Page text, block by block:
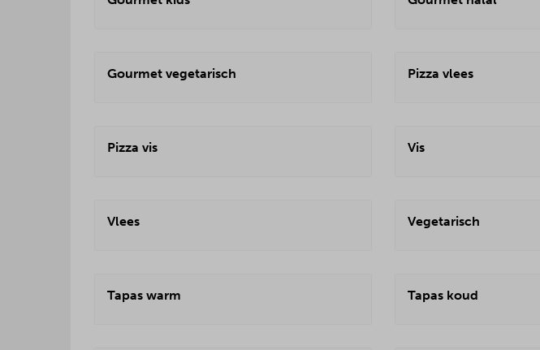
Gourmet vegetarisch Pizza vlees
Pizza vis Vis
Vlees Vegetarisch
Tapas warm Tapas koud